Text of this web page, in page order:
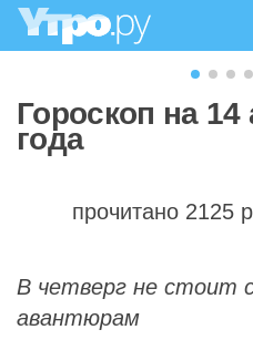
Гороскоп на 14
года
прочитано 2125
В четверг не стоит
авантюрам